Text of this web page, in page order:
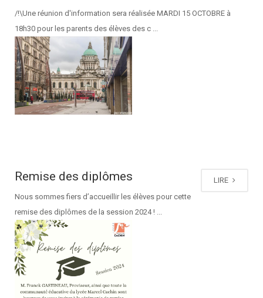
/!\Une réunion d'information sera réalisée MARDI 15 OCTOBRE à
18h30 pour les parents des élèves des c ...
LIRE
Remise des diplômes
Nous sommes fiers d’accueillir les élèves pour cette
remise des diplômes de la session 2024 ! ...